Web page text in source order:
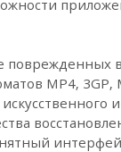
поврежденных
MP4, 3GP,